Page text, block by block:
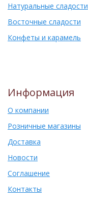
Натуральные сладости
Восточные сладости
Конфеты и карамель
Информация
О компании
Розничные магазины
Доставка
Новости
Соглашение
Контакты